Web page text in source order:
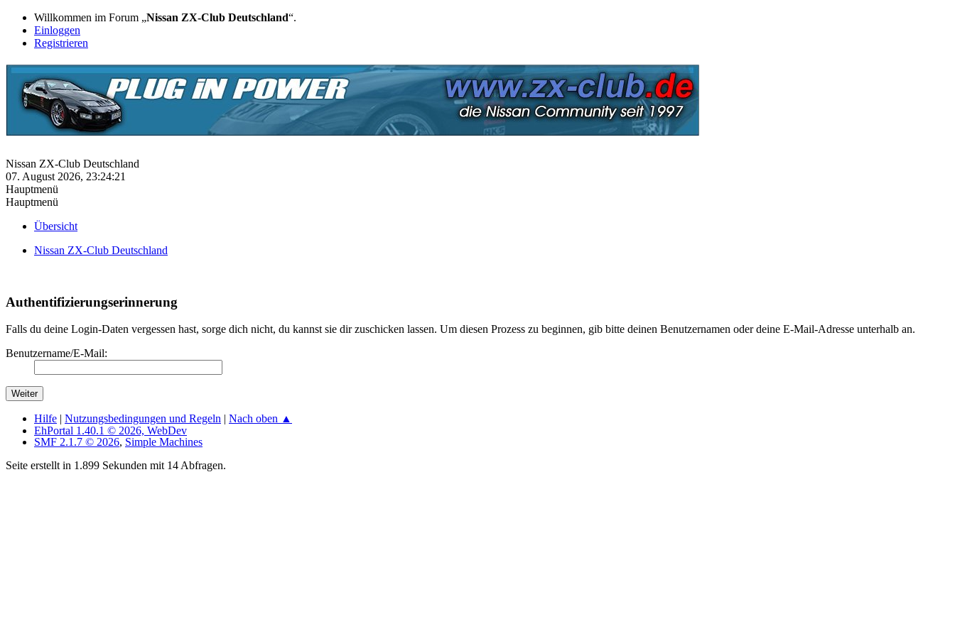
Willkommen im Forum „Nissan ZX-Club Deutschland“.
Einloggen
Registrieren
Nissan ZX-Club Deutschland
07. August 2026, 23:24:21
Hauptmenü
Hauptmenü
Übersicht
Nissan ZX-Club Deutschland
Authentifizierungserinnerung
Falls du deine Login-Daten vergessen hast, sorge dich nicht, du kannst sie dir zuschicken lassen. Um diesen Prozess zu beginnen, gib bitte deinen Benutzernamen oder deine E-Mail-Adresse unterhalb an.
Benutzername/E-Mail:
Hilfe | Nutzungsbedingungen und Regeln | Nach oben ▲
EhPortal 1.40.1 © 2026, WebDev
SMF 2.1.7 © 2026, Simple Machines
Seite erstellt in 1.899 Sekunden mit 14 Abfragen.